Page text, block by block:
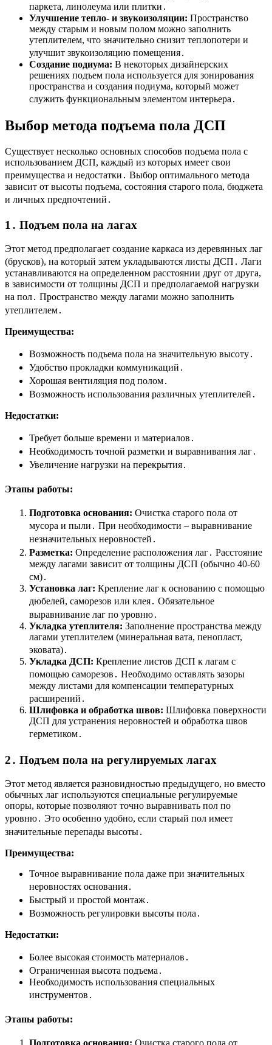
паркета, линолеума или плитки․
Улучшение тепло- и звукоизоляции: Пространство
между старым и новым полом можно заполнить
утеплителем, что значительно снизит теплопотери и
улучшит звукоизоляцию помещения․
Создание подиума: В некоторых дизайнерских
решениях подъем пола используется для зонирования
пространства и создания подиума, который может
служить функциональным элементом интерьера․
Выбор метода подъема пола ДСП
Существует несколько основных способов подъема пола с
использованием ДСП, каждый из которых имеет свои
преимущества и недостатки․ Выбор оптимального метода
зависит от высоты подъема, состояния старого пола, бюджета
и личных предпочтений․
1․ Подъем пола на лагах
Этот метод предполагает создание каркаса из деревянных лаг
(брусков), на который затем укладываются листы ДСП․ Лаги
устанавливаются на определенном расстоянии друг от друга,
в зависимости от толщины ДСП и предполагаемой нагрузки
на пол․ Пространство между лагами можно заполнить
утеплителем․
Преимущества:
Возможность подъема пола на значительную высоту․
Удобство прокладки коммуникаций․
Хорошая вентиляция под полом․
Возможность использования различных утеплителей․
Недостатки:
Требует больше времени и материалов․
Необходимость точной разметки и выравнивания лаг․
Увеличение нагрузки на перекрытия․
Этапы работы:
Подготовка основания: Очистка старого пола от
мусора и пыли․ При необходимости – выравнивание
незначительных неровностей․
Разметка: Определение расположения лаг․ Расстояние
между лагами зависит от толщины ДСП (обычно 40-60
см)․
Установка лаг: Крепление лаг к основанию с помощью
дюбелей, саморезов или клея․ Обязательное
выравнивание лаг по уровню․
Укладка утеплителя: Заполнение пространства между
лагами утеплителем (минеральная вата, пенопласт,
эковата)․
Укладка ДСП: Крепление листов ДСП к лагам с
помощью саморезов․ Необходимо оставлять зазоры
между листами для компенсации температурных
расширений․
Шлифовка и обработка швов: Шлифовка поверхности
ДСП для устранения неровностей и обработка швов
герметиком․
2․ Подъем пола на регулируемых лагах
Этот метод является разновидностью предыдущего, но вместо
обычных лаг используются специальные регулируемые
опоры, которые позволяют точно выравнивать пол по
уровню․ Это особенно удобно, если старый пол имеет
значительные перепады высоты․
Преимущества:
Точное выравнивание пола даже при значительных
неровностях основания․
Быстрый и простой монтаж․
Возможность регулировки высоты пола․
Недостатки:
Более высокая стоимость материалов․
Ограниченная высота подъема․
Необходимость использования специальных
инструментов․
Этапы работы: